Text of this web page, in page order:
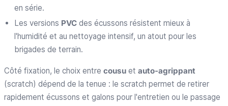
en série.
Les versions PVC des écussons résistent mieux à
l'humidité et au nettoyage intensif, un atout pour les
brigades de terrain.
Côté fixation, le choix entre cousu et auto-agrippant
(scratch) dépend de la tenue : le scratch permet de retirer
rapidement écussons et galons pour l'entretien ou le passage